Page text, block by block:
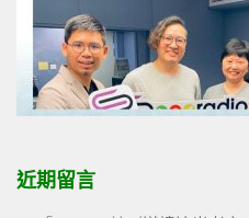
近期留言